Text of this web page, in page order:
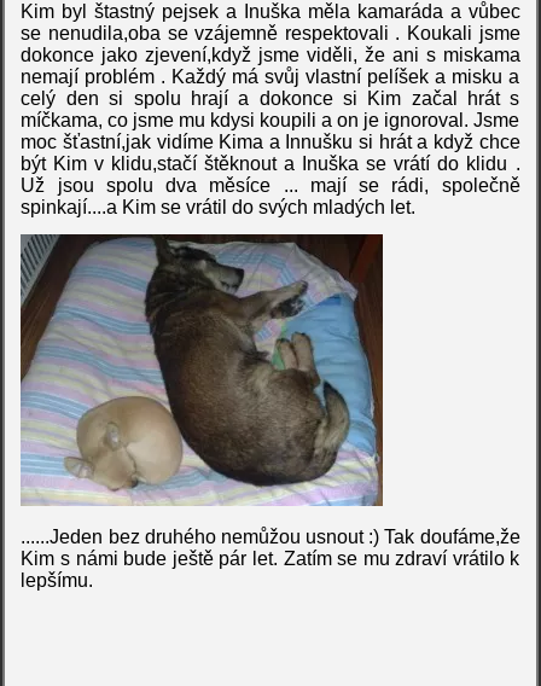
Kim byl štastný pejsek a Inuška měla kamaráda a vůbec
se nenudila,oba se vzájemně respektovali . Koukali jsme
dokonce jako zjevení,když jsme viděli, že ani s miskama
nemají problém . Každý má svůj vlastní pelíšek a misku a
celý den si spolu hrají a dokonce si Kim začal hrát s
míčkama, co jsme mu kdysi koupili a on je ignoroval. Jsme
moc šťastní,jak vidíme Kima a Innušku si hrát a když chce
být Kim v klidu,stačí štěknout a Inuška se vrátí do klidu .
Už jsou spolu dva měsíce ... mají se rádi, společně
spinkají....a Kim se vrátil do svých mladých let.
......Jeden bez druhého nemůžou usnout :) Tak doufáme,že
Kim s námi bude ještě pár let. Zatím se mu zdraví vrátilo k
lepšímu.